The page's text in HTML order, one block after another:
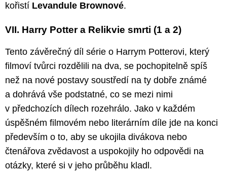
kořistí Levandule Brownové.
VII. Harry Potter a Relikvie smrti (1 a 2)
Tento závěrečný díl série o Harrym Potterovi, který
filmoví tvůrci rozdělili na dva, se pochopitelně spíš
než na nové postavy soustředí na ty dobře známé
a dohrává vše podstatné, co se mezi nimi
v předchozích dílech rozehrálo. Jako v každém
úspěšném filmovém nebo literárním díle jde na konci
především o to, aby se ukojila divákova nebo
čtenářova zvědavost a uspokojily ho odpovědi na
otázky, které si v jeho průběhu kladl.